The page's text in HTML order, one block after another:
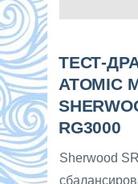
ТЕСТ-
ATOMIC
RG3000
Sherwood